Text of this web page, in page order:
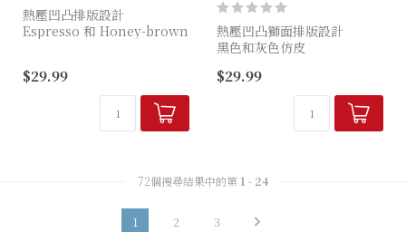
熱壓凹凸排版設計
Espresso 和 Honey-brown
熱壓凹凸文字
整節經文熱壓凹凸於背面滑袋
$29.99
熱壓凹凸獅面排版設計
黑色和灰色仿皮
經典聖經封套
有 3...
$29.99
72個搜尋結果中的第 1 - 24
1 2 3